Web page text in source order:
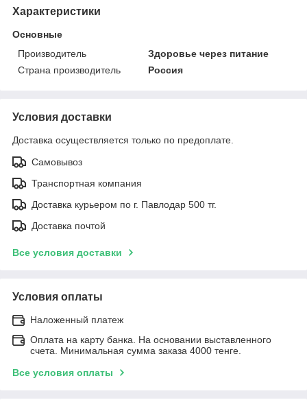
Характеристики
Основные
Производитель
Здоровье через питание
Страна производитель
Россия
Условия доставки
Доставка осуществляется только по предоплате.
Самовывоз
Транспортная компания
Доставка курьером по г. Павлодар 500 тг.
Доставка почтой
Все условия доставки
Условия оплаты
Наложенный платеж
Оплата на карту банка. На основании выставленного
счета. Минимальная сумма заказа 4000 тенге.
Все условия оплаты